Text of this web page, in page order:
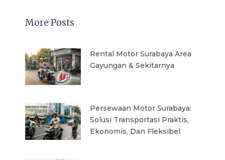
More Posts
Rental Motor Surabaya Area
Gayungan & Sekitarnya
Persewaan Motor Surabaya:
Solusi Transportasi Praktis,
Ekonomis, Dan Fleksibel